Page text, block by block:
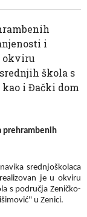
i
okviru
škola s
kao i Đački dom
prehrambenih
srednjoškolaca
je u okviru
s područja Zeničko-
u Zenici.